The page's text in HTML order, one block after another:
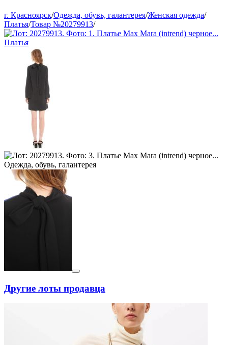
г. Красноярск/Одежда, обувь, галантерея/Женская одежда/
Платья/Товар №20279913/
Другие лоты продавца